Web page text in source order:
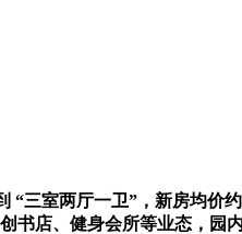
室两厅一卫”，新房均价
店、健身会所等业态，